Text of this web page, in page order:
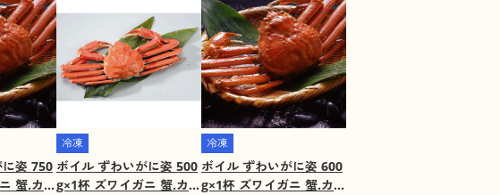
姿 750
蟹.カニ
冷凍
ボイル ずわいがに姿 500
g×1杯 ズワイガニ 蟹.カニ
冷凍
ボイル ずわいがに姿 600
g×1杯 ズワイガニ 蟹.カニ